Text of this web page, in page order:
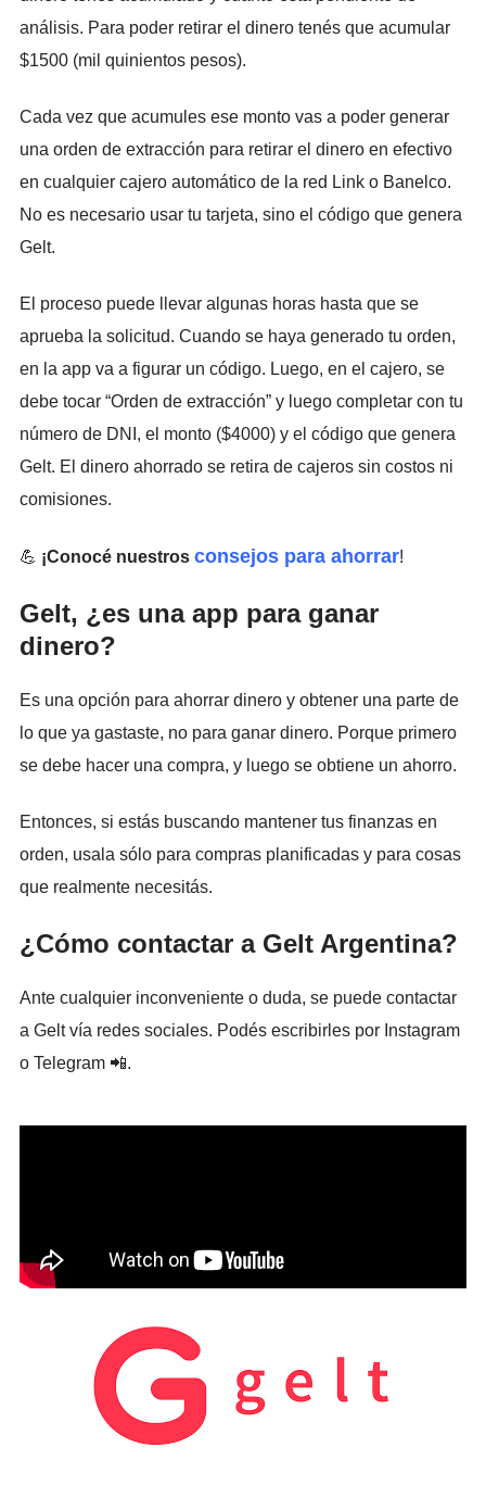
análisis. Para poder retirar el dinero tenés que acumular
$1500 (mil quinientos pesos).
Cada vez que acumules ese monto vas a poder generar
una orden de extracción para retirar el dinero en efectivo
en cualquier cajero automático de la red Link o Banelco.
No es necesario usar tu tarjeta, sino el código que genera
Gelt.
El proceso puede llevar algunas horas hasta que se
aprueba la solicitud. Cuando se haya generado tu orden,
en la app va a figurar un código. Luego, en el cajero, se
debe tocar “Orden de extracción” y luego completar con tu
número de DNI, el monto ($4000) y el código que genera
Gelt. El dinero ahorrado se retira de cajeros sin costos ni
comisiones.
💪 ¡Conocé nuestros consejos para ahorrar!
Gelt, ¿es una app para ganar
dinero?
Es una opción para ahorrar dinero y obtener una parte de
lo que ya gastaste, no para ganar dinero. Porque primero
se debe hacer una compra, y luego se obtiene un ahorro.
Entonces, si estás buscando mantener tus finanzas en
orden, usala sólo para compras planificadas y para cosas
que realmente necesitás.
¿Cómo contactar a Gelt Argentina?
Ante cualquier inconveniente o duda, se puede contactar
a Gelt vía redes sociales. Podés escribirles por Instagram
o Telegram 📲.